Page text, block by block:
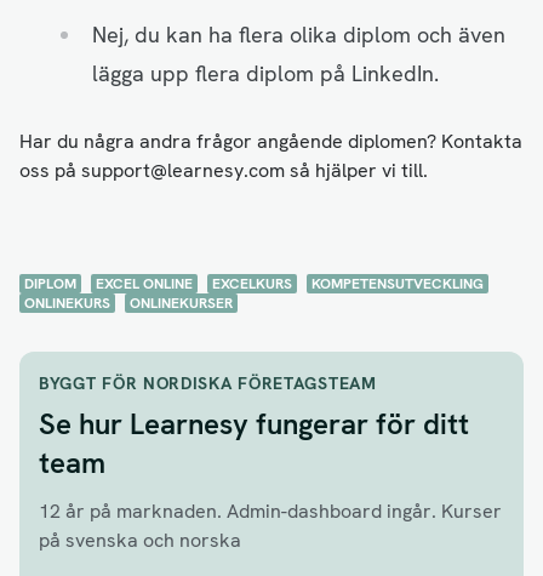
Nej, du kan ha flera olika diplom och även
lägga upp flera diplom på LinkedIn.
Har du några andra frågor angående diplomen? Kontakta
oss på support@learnesy.com så hjälper vi till.
DIPLOM EXCEL ONLINE EXCELKURS
KOMPETENSUTVECKLING
ONLINEKURS
ONLINEKURSER
BYGGT FÖR NORDISKA FÖRETAGSTEAM
Se hur Learnesy fungerar för ditt
team
12 år på marknaden. Admin-dashboard ingår. Kurser
på svenska och norska